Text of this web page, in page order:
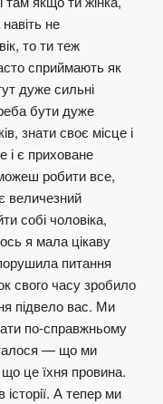
не
то ти теж
сприймають як
дуже сильні
бути дуже
знати своє місце і
і є приховане
робити все,
величезний
собі чоловіка,
я мала цікаву
питання
свого часу зробило
підвело вас. Ми
по-справжньому
— що ми
це їхня провина.
А тепер ми